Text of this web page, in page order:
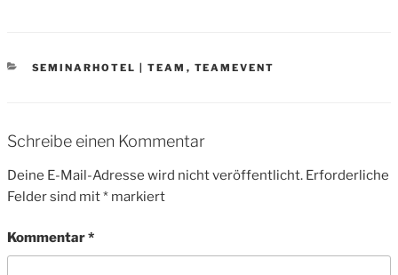
CATEGORIES
SEMINARHOTEL | TEAM , TEAMEVENT
Schreibe einen Kommentar
Deine E-Mail-Adresse wird nicht veröffentlicht. Erforderliche
Felder sind mit* markiert
Kommentar*